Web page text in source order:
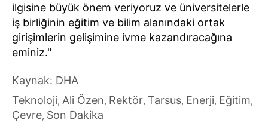
ilgisine büyük önem veriyoruz ve üniversitelerle
iş birliğinin eğitim ve bilim alanındaki ortak
girişimlerin gelişimine ivme kazandıracağına
eminiz."
Kaynak: DHA
Teknoloji, Ali Özen, Rektör, Tarsus, Enerji, Eğitim,
Çevre, Son Dakika